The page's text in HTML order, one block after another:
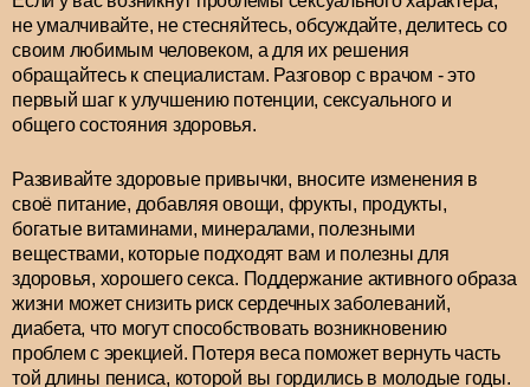
не умалчивайте, не стесняйтесь, обсуждайте, делитесь со
своим любимым человеком, а для их решения
обращайтесь к специалистам. Разговор с врачом - это
первый шаг к улучшению потенции, сексуального и
общего состояния здоровья.
Развивайте здоровые привычки, вносите изменения в
своё питание, добавляя овощи, фрукты, продукты,
богатые витаминами, минералами, полезными
веществами, которые подходят вам и полезны для
здоровья, хорошего секса. Поддержание активного образа
жизни может снизить риск сердечных заболеваний,
диабета, что могут способствовать возникновению
проблем с эрекцией. Потеря веса поможет вернуть часть
той длины пениса, которой вы гордились в молодые годы.